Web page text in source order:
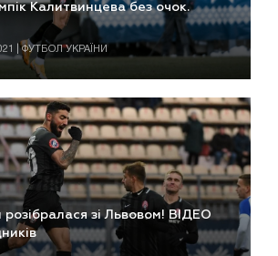
Калитвинцева без очок.
| ФУТБОЛ УКРАЇНИ
зі Львовом! ВІДЕО